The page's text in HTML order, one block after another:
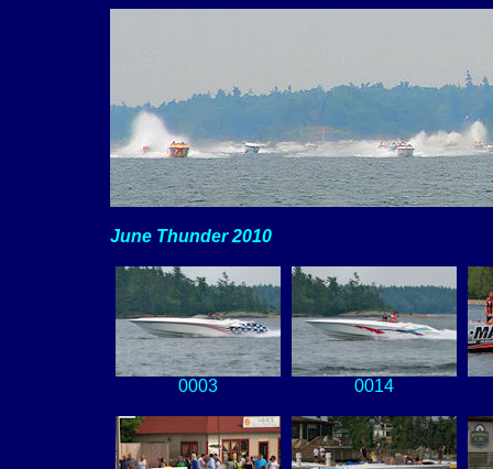
June Thunder 2010
0003 0014